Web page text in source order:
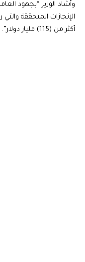
وأشاد الوزير “بجهود
الإنجازات المتحققة والتي
أكثر من (115) مليار دولار”.